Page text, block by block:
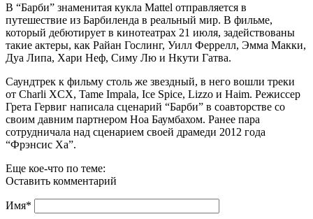
В “Барби” знаменитая кукла Mattel отправляется в
путешествие из Барбиленда в реальный мир. В фильме,
который дебютирует в кинотеатрах 21 июля, задействованы
такие актеры, как Райан Гослинг, Уилл Феррелл, Эмма Макки,
Дуа Липа, Хари Неф, Симу Лю и Нкути Гатва.
Саундтрек к фильму столь же звездный, в него вошли треки
от Charli XCX, Tame Impala, Ice Spice, Lizzo и Haim. Режиссер
Грета Гервиг написала сценарий “Барби” в соавторстве со
своим давним партнером Ноа Баумбахом. Ранее пара
сотрудничала над сценарием своей драмеди 2012 года
“Фрэнсис Ха”.
Еще кое-что по теме:
Оставить комментарий
Имя*